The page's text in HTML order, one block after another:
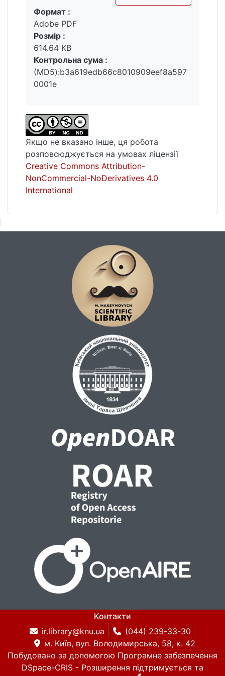
множин вказано явний вигляд P-
визначальних поліномів для всіх пар
порівняльних елементів. Вказано
мінімальну систему несерійних частково
впорядкованих множин, на яких
реалізуються всі P-визначальні поліноми.
Виписано всі поліноми, які можуть бути
впорядкованих множин.
Ключові слова: матриця, діаграми Динкіна,
частково впорядкована множина,
квадратична форма, поточково-локальні
деформації, реберно-локальні деформації,
граничне число, визначальний поліном.
Вантажиться...
Формат :
Adobe PDF
Розмір :
614.64 KB
Контрольна сума :
(MD5):b3a619edb66c8010909eef8a597
0001e
Якщо не вказано інше, ця робота
розповсюджується на умовах ліцензії
Creative Commons Attribution-
NonCommercial-NoDerivatives 4.0
International
Контакти
ir.library@knu.ua
(044) 239-33-30
м. Київ, вул. Володимирська, 58, к. 42
Побудовано за допомогою Програмне забезпечення
DSpace-CRIS - Розширення підтримується та